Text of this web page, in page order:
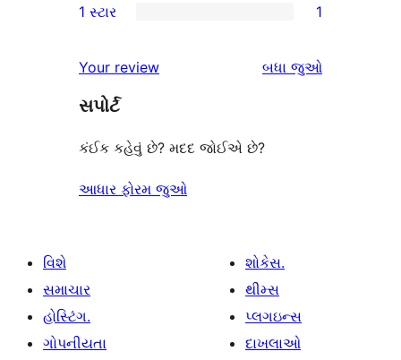
સમીક્ષાઓ
સ્ટાર
2-
સમીક્ષાઓ
સ્ટાર
સમીક્ષા
1 સ્ટાર 1
Your review બધા સમીક્ષાઓ
જુઓ
સપોર્ટ
કંઈક કહેવું છે? મદદ જોઈએ છે?
આધાર ફોરમ જુઓ
વિશે
સમાચાર
હોસ્ટિંગ.
ગોપનીયતા
શોકેસ.
થીમ્સ
પ્લગઇન્સ
દાખલાઓ